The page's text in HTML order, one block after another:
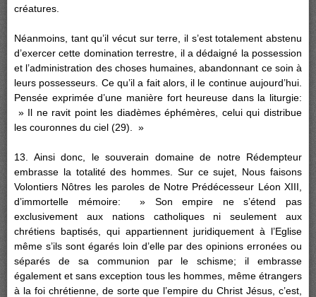
créatures.
Néanmoins, tant qu’il vécut sur terre, il s’est totalement abstenu
d’exercer cette domination terrestre, il a dédaigné la possession
et l’administration des choses humaines, abandonnant ce soin à
leurs possesseurs. Ce qu’il a fait alors, il le continue aujourd’hui.
Pensée exprimée d’une manière fort heureuse dans la liturgie:
» Il ne ravit point les diadèmes éphémères, celui qui distribue
les couronnes du ciel (29). »
13. Ainsi donc, le souverain domaine de notre Rédempteur
embrasse la totalité des hommes. Sur ce sujet, Nous faisons
Volontiers Nôtres les paroles de Notre Prédécesseur Léon XIII,
d’immortelle mémoire: » Son empire ne s’étend pas
exclusivement aux nations catholiques ni seulement aux
chrétiens baptisés, qui appartiennent juridiquement à l’Eglise
même s’ils sont égarés loin d’elle par des opinions erronées ou
séparés de sa communion par le schisme; il embrasse
également et sans exception tous les hommes, même étrangers
à la foi chrétienne, de sorte que l’empire du Christ Jésus, c’est,